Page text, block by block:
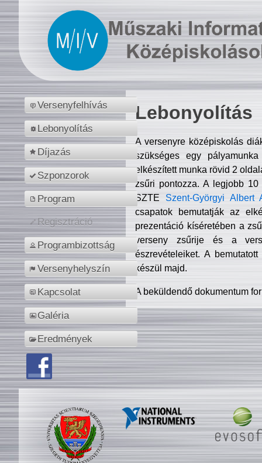
Versenyfelhívás
Lebonyolítás
Díjazás
Szponzorok
Program
Regisztráció
Programbizottság
Versenyhelyszín
Kapcsolat
Galéria
Eredmények
Lebonyolítás
A versenyre középiskolás
szükséges egy
elkészített munka rövid 2
zsűri pontozza. A legjobb
SZTE Szent-Györgyi Albert
csapatok bemutatják az
prezentáció kíséretében a
verseny zsűrije és a
észrevételeiket. A
készül majd.
A beküldendő dokumentum